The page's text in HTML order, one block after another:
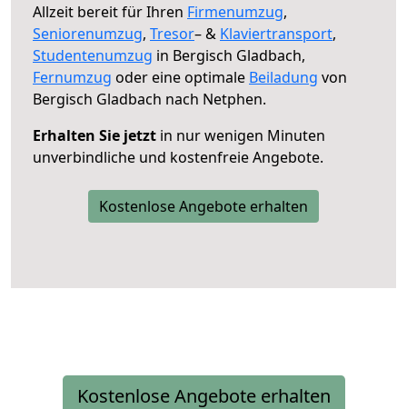
Allzeit bereit für Ihren Firmenumzug,
Seniorenumzug, Tresor– & Klaviertransport,
Studentenumzug in Bergisch Gladbach,
Fernumzug oder eine optimale Beiladung von
Bergisch Gladbach nach Netphen.
Erhalten Sie jetzt in nur wenigen Minuten
unverbindliche und kostenfreie Angebote.
Kostenlose Angebote erhalten
Kostenlose Angebote erhalten